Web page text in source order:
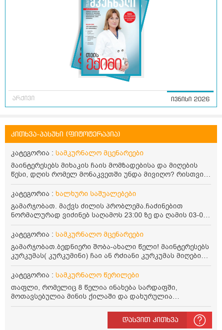
არქივი ივნისი 2026
კითხვა-პასუხი (ფიტოტერაპია)
კატეგორია : სამკურნალო მცენარეები
მაინტერესებს მიხაკის ჩაის მომზადებისა და მიღების
წესი, დღის რომელ მონაკვეთში უნდა მივიღო? რისთვის
არის სასარგებლო და უკუჩვენება თუ აქვს
კატეგორია : ხალხური საშუალებები
გამარჯობათ. მაქვს ძილის პრობლემა.ჩაძინებით
ნორმალურად ვიძინებ საღამოს 23:00 ზე და ღამის 03-00
ან 04:00 საათზე მეღვიძება და მერე ვერ ვიძინებ
ვერაფრით.რამე ხალხური საშუალება თუ არის ამ
პრობლემის მოსაგვარებლად
კატეგორია : სამკურნალო მცენარეები
გამარჯობათ.ბედნიერი შობა-ახალი წელი! მაინტერესებს
კურკუმას( კურკუმინი) ჩაი ან რძიანი კურკუმას მიღების
წესი. მაინტერესებდა და წავიკითხე ასეთი ინფორმაცია:
კურკუმას გააჩნია ანთების საწინააღმდეგო,
დამამშვიდებელი და ანტიოქსიდანტური თვისებები.ის
უნდა მივიღოთო ცხიმთან და შავ პილპილთან ერთად
ეფექტურობის მიზნით. 1) პირველი ვარიანტი არის ჩაი:
როგორ მივიღო კურკუმას ჩაი? უზმოზე,ჭამამდე თუ ჭამის
შემდეგ? თბილი წყალი უნდა დავასხათ თუ მდუღარე?
წავიკითხე რომ კურკუმას თუ დავასხამთ მდუღარე
კატეგორია : სამკურნალო წერილები
თაფლი, რომელიც 8 წელია ინახება სარდაფში,
მოთავსებულია მინის ქილაში და დახურულია
პლასტმასის სახურავით. ექნება თუ არა შენარჩუნებული
სასარგებლო თვისებები და შეიძლება თუ არა მისი
დასვით კითხვა